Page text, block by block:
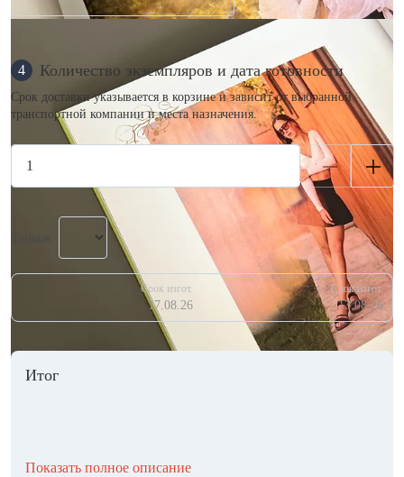
4 Количество экземпляров и дата готовности
Срок доставки указывается в корзине и зависит от выбранной
транспортной компании и места назначения.
Срок изгот.
17.08.26
Срок изгот.
13.08.26
Итог
Показать полное описание